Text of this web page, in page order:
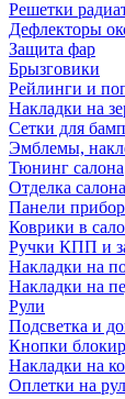
Решетки
Дефлекторы
Защита фар
Брызговики
Рейлинги и
Накладки на
Сетки для
Эмблемы,
Тюнинг салона
Отделка салона
Панели
Коврики в
Ручки КПП и
Накладки на
Накладки на
Рули
Подсветка и
Кнопки
Накладки на
Оплетки на